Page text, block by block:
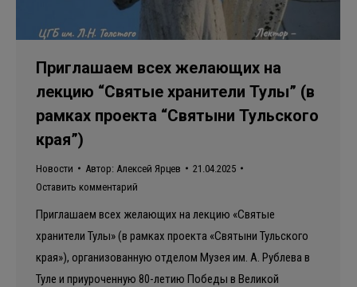
Приглашаем всех желающих на
лекцию “Святые хранители Тулы” (в
рамках проекта “Святыни Тульского
края”)
Новости Автор: Алексей Ярцев
21.04.2025
Оставить комментарий
Приглашаем всех желающих на лекцию «Святые
хранители Тулы» (в рамках проекта «Святыни Тульского
края»), организованную отделом Музея им. А. Рублева в
Туле и приуроченную 80-летию Победы в Великой